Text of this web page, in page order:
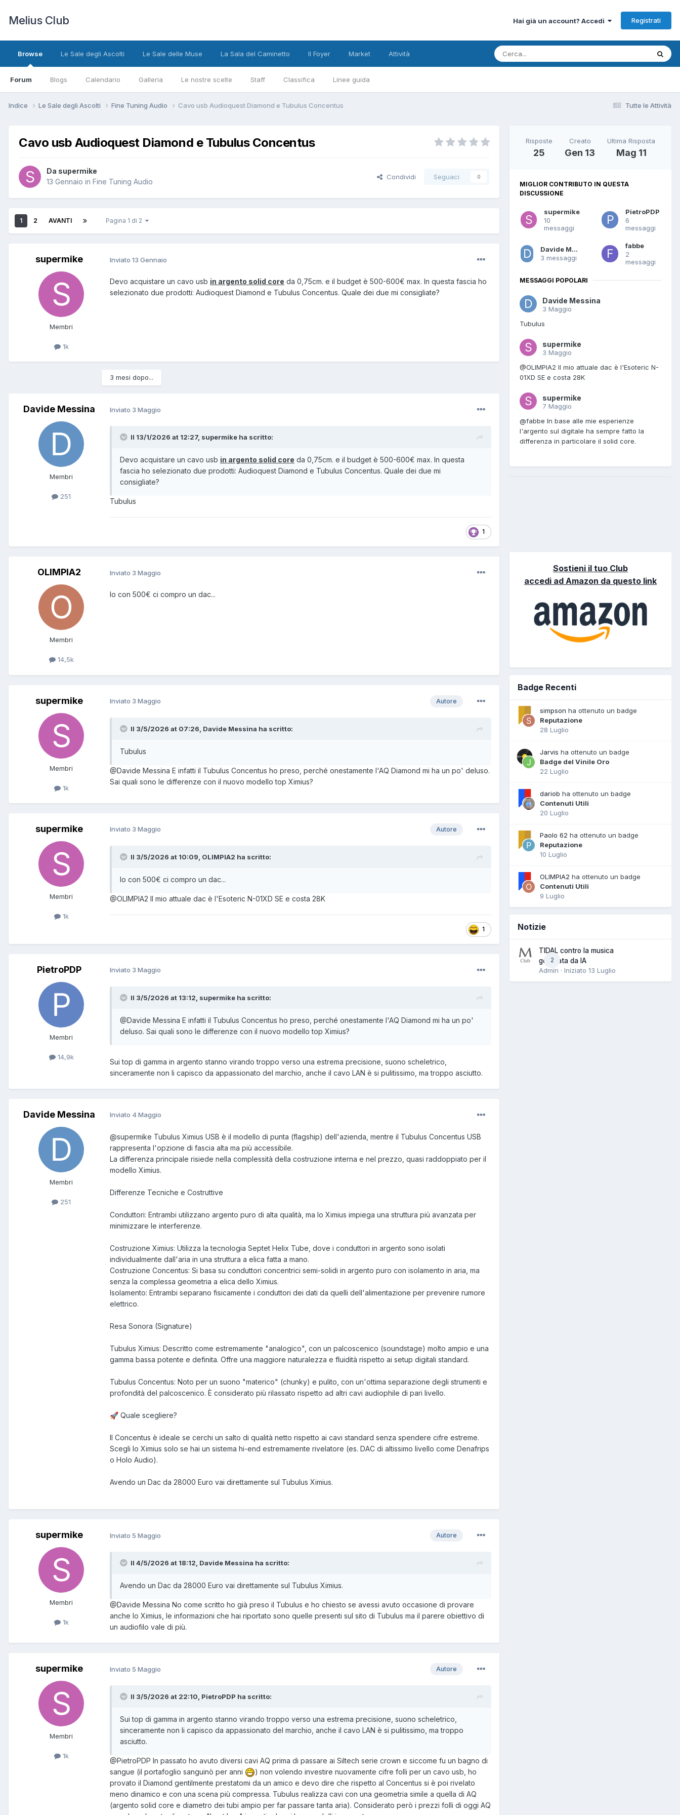
Melius Club Hai già un account? Accedi Registrati
Browse
Forum Blogs Calendario Galleria Le nostre scelte Staff Classifica Linee guida
Le Sale degli Ascolti Le Sale delle Muse La Sala del Caminetto Il Foyer Market Attività
Tutte le Attività
Indice Le Sale degli Ascolti Fine Tuning Audio Cavo usb Audioquest Diamond e Tubulus Concentus
Cavo usb Audioquest Diamond e Tubulus Concentus
Da supermike
13 Gennaio in Fine Tuning Audio
Condividi Seguaci 0
1 2 AVANTI Pagina 1 di 2
supermike
Membri
1k
Inviato 13 Gennaio
Devo acquistare un cavo usb in argento solid core da 0,75cm. e il budget è 500-600€ max. In questa fascia ho
selezionato due prodotti: Audioquest Diamond e Tubulus Concentus. Quale dei due mi consigliate?
3 mesi dopo...
Davide Messina
Membri
251
Inviato 3 Maggio
Il 13/1/2026 at 12:27, supermike ha scritto:
Devo acquistare un cavo usb in argento solid core da 0,75cm. e il budget è 500-600€ max. In questa
fascia ho selezionato due prodotti: Audioquest Diamond e Tubulus Concentus. Quale dei due mi
consigliate?
Tubulus
1
OLIMPIA2
Membri
14,5k
Inviato 3 Maggio
Io con 500€ ci compro un dac...
supermike
Membri
1k
Autore
Inviato 3 Maggio
Il 3/5/2026 at 07:26, Davide Messina ha scritto:
Tubulus
@Davide Messina E infatti il Tubulus Concentus ho preso, perché onestamente l'AQ Diamond mi ha un po' deluso.
Sai quali sono le differenze con il nuovo modello top Ximius?
supermike
Membri
1k
Autore
Inviato 3 Maggio
Il 3/5/2026 at 10:09, OLIMPIA2 ha scritto:
Io con 500€ ci compro un dac...
@OLIMPIA2 Il mio attuale dac è l'Esoteric N-01XD SE e costa 28K
1
PietroPDP
Membri
14,9k
Inviato 3 Maggio
Il 3/5/2026 at 13:12, supermike ha scritto:
@Davide Messina E infatti il Tubulus Concentus ho preso, perché onestamente l'AQ Diamond mi ha un po'
deluso. Sai quali sono le differenze con il nuovo modello top Ximius?
Sui top di gamma in argento stanno virando troppo verso una estrema precisione, suono scheletrico,
sinceramente non li capisco da appassionato del marchio, anche il cavo LAN è si pulitissimo, ma troppo asciutto.
Davide Messina
Membri
251
Inviato 4 Maggio
@supermike Tubulus Ximius USB è il modello di punta (flagship) dell'azienda, mentre il Tubulus Concentus USB
rappresenta l'opzione di fascia alta ma più accessibile.
La differenza principale risiede nella complessità della costruzione interna e nel prezzo, quasi raddoppiato per il
modello Ximius.
Differenze Tecniche e Costruttive
Conduttori: Entrambi utilizzano argento puro di alta qualità, ma lo Ximius impiega una struttura più avanzata per
minimizzare le interferenze.
Costruzione Ximius: Utilizza la tecnologia Septet Helix Tube, dove i conduttori in argento sono isolati
individualmente dall'aria in una struttura a elica fatta a mano.
Costruzione Concentus: Si basa su conduttori concentrici semi-solidi in argento puro con isolamento in aria, ma
senza la complessa geometria a elica dello Ximius.
Isolamento: Entrambi separano fisicamente i conduttori dei dati da quelli dell'alimentazione per prevenire rumore
elettrico.
Resa Sonora (Signature)
Tubulus Ximius: Descritto come estremamente "analogico", con un palcoscenico (soundstage) molto ampio e una
gamma bassa potente e definita. Offre una maggiore naturalezza e fluidità rispetto ai setup digitali standard.
Tubulus Concentus: Noto per un suono "materico" (chunky) e pulito, con un'ottima separazione degli strumenti e
profondità del palcoscenico. È considerato più rilassato rispetto ad altri cavi audiophile di pari livello.
🚀 Quale scegliere?
Il Concentus è ideale se cerchi un salto di qualità netto rispetto ai cavi standard senza spendere cifre estreme.
Scegli lo Ximius solo se hai un sistema hi-end estremamente rivelatore (es. DAC di altissimo livello come Denafrips
o Holo Audio).
Avendo un Dac da 28000 Euro vai direttamente sul Tubulus Ximius.
supermike
Membri
1k
Autore
Inviato 5 Maggio
Il 4/5/2026 at 18:12, Davide Messina ha scritto:
Avendo un Dac da 28000 Euro vai direttamente sul Tubulus Ximius.
@Davide Messina No come scritto ho già preso il Tubulus e ho chiesto se avessi avuto occasione di provare
anche lo Ximius, le informazioni che hai riportato sono quelle presenti sul sito di Tubulus ma il parere obiettivo di
un audiofilo vale di più.
supermike
Membri
1k
Autore
Inviato 5 Maggio
Il 3/5/2026 at 22:10, PietroPDP ha scritto:
Sui top di gamma in argento stanno virando troppo verso una estrema precisione, suono scheletrico,
sinceramente non li capisco da appassionato del marchio, anche il cavo LAN è si pulitissimo, ma troppo
asciutto.
@PietroPDP In passato ho avuto diversi cavi AQ prima di passare ai Siltech serie crown e siccome fu un bagno di
sangue (il portafoglio sanguinò per anni
) non volendo investire nuovamente cifre folli per un cavo usb, ho
provato il Diamond gentilmente prestatomi da un amico e devo dire che rispetto al Concentus si è poi rivelato
meno dinamico e con una scena più compressa. Tubulus realizza cavi con una geometria simile a quella di AQ
(argento solid core e diametro dei tubi ampio per far passare tanta aria). Considerato però i prezzi folli di oggi AQ
Risposte
25
Creato
Gen 13
Ultima Risposta
Mag 11
MIGLIOR CONTRIBUTO IN QUESTA
DISCUSSIONE
supermike
10
messaggi
PietroPDP
6
messaggi
Davide Messina
3 messaggi
fabbe
2
messaggi
MESSAGGI POPOLARI
Davide Messina
3 Maggio
Tubulus
supermike
3 Maggio
@OLIMPIA2 Il mio attuale dac è l'Esoteric N-
01XD SE e costa 28K
supermike
7 Maggio
@fabbe In base alle mie esperienze
l'argento sul digitale ha sempre fatto la
differenza in particolare il solid core.
Sostieni il tuo Club
accedi ad Amazon da questo link
Badge Recenti
simpson ha ottenuto un badge
Reputazione
28 Luglio
Jarvis ha ottenuto un badge
Badge del Vinile Oro
22 Luglio
dariob ha ottenuto un badge
Contenuti Utili
20 Luglio
Paolo 62 ha ottenuto un badge
Reputazione
10 Luglio
OLIMPIA2 ha ottenuto un badge
Contenuti Utili
9 Luglio
Notizie
2
TIDAL contro la musica
generata da IA
Admin · Iniziato 13 Luglio